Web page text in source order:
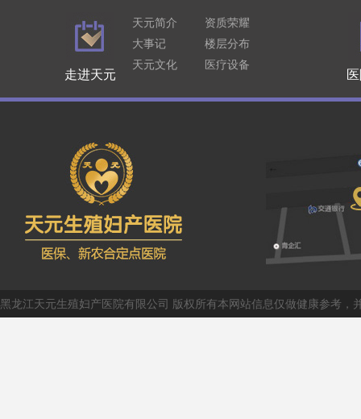
走进天元
天元简介
资质荣耀
大事记
楼层分布
天元文化
医疗设备
黑龙江天元生殖妇产医院有限公司 版权所有本网站信息仅做健康参考